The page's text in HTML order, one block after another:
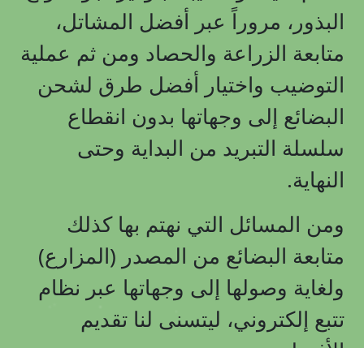
البذور، مروراً عبر أفضل المشاتل،
متابعة الزراعة والحصاد ومن ثم عملية
التوضيب واختيار أفضل طرق لشحن
البضائع إلى وجهاتها بدون انقطاع
سلسلة التبريد من البداية وحتى
النهاية.
ومن المسائل التي نهتم بها كذلك
متابعة البضائع من المصدر (المزارع)
ولغاية وصولها إلى وجهاتها عبر نظام
تتبع إلكتروني، ليتسنى لنا تقديم